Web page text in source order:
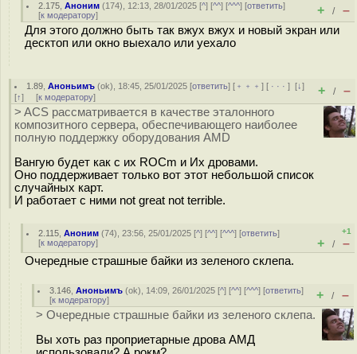
2.175 ,Аноним (174), 12:13, 28/01/2025 [^] [^^] [^^^] [ответить]
[к модератору] + / –
Для этого должно быть так вжух вжух и новый экран или
десктоп или окно выехало или уехало
1.89 ,Аноньимъ (ok), 18:45, 25/01/2025 [ответить] [ ﹢﹢﹢] [ · · ·][↓]
[↑] [к модератору] + / –
> ACS рассматривается в качестве эталонного
композитного сервера, обеспечивающего наиболее
полную поддержку оборудования AMD
Вангую будет как с их ROCm и Их дровами.
Оно поддерживает только вот этот небольшой список
случайных карт.
И работает с ними not great not terrible.
2.115 ,Аноним (74), 23:56, 25/01/2025 [^] [^^] [^^^] [ответить]
[к модератору]
+1
+ / –
Очередные страшные байки из зеленого склепа.
3.146 ,Аноньимъ (ok), 14:09, 26/01/2025 [^] [^^] [^^^] [ответить]
[к модератору] + / –
> Очередные страшные байки из зеленого склепа.
Вы хоть раз проприетарные дрова АМД